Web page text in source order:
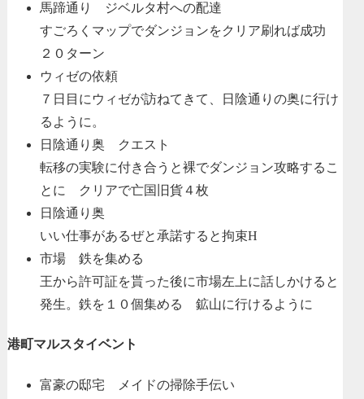
馬蹄通り ジベルタ村への配達
すごろくマップでダンジョンをクリア刷れば成功
２０ターン
ウィゼの依頼
７日目にウィゼが訪ねてきて、日陰通りの奥に行け
るように。
日陰通り奥 クエスト
転移の実験に付き合うと裸でダンジョン攻略するこ
とに クリアで亡国旧貨４枚
日陰通り奥
いい仕事があるぜと承諾すると拘束H
市場 鉄を集める
王から許可証を貰った後に市場左上に話しかけると
発生。鉄を１０個集める 鉱山に行けるように
港町マルスタイベント
富豪の邸宅 メイドの掃除手伝い